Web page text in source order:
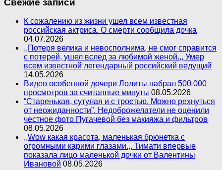
К сожалению из жизни ушел всем известная
российская актриса. О смерти сообщила дочка
04.07.2026
,,Потеря велика и невосполнима, не смог справится
с потерей, ушел вслед за любимой женой.,, Умер
всем известной легендарный российский ведущий
14.05.2026
Видео особенной дочери Лолиты набрал 500 000
просмотров за считанные минуты 08.05.2026
“Старенькая, сутулая и с тростью. Можно рехнуться
от неожиданности”. Недоброжелатели не оценили
честное фото Пугачевой без макияжа и фильтров
08.05.2026
,,Wow какая красота, маленькая брюнетка с
огромными карими глазами.,, Тимати впервые
показала лицо маленькой дочки от Валентины
Ивановой 08.05.2026